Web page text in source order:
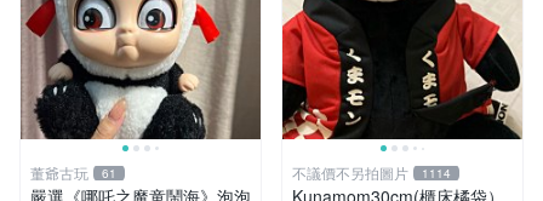
董爺古玩 61 不議價不另拍圖片 1114